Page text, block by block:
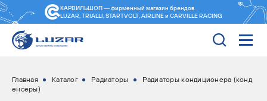
КАРВИЛЬШОП — фирменный магазин брендов
LUZAR, TRIALLI, STARTVOLT, AIRLINE и CARVILLE RACING
Главная Каталог Радиаторы
Радиаторы кондиционера (конд
енсеры)